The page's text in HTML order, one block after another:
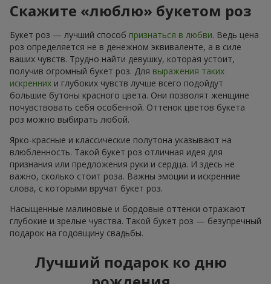
Скажите «люблю» букетом роз
Букет роз — лучший способ признаться в любви. Ведь цена
роз определяется не в денежном эквиваленте, а в силе
ваших чувств. Трудно найти девушку, которая устоит,
получив огромный букет роз. Для выражения таких
искренних и глубоких чувств лучше всего подойдут
большие бутоны красного цвета. Они позволят женщине
почувствовать себя особенной. Оттенок цветов букета
роз можно выбирать любой.
Ярко-красные и классические полутона указывают на
влюбленность. Такой букет роз отличная идея для
признания или предложения руки и сердца. И здесь не
важно, сколько стоит роза. Важны эмоции и искренние
слова, с которыми вручат букет роз.
Насыщенные малиновые и бордовые оттенки отражают
глубокие и зрелые чувства. Такой букет роз — безупречный
подарок на годовщину свадьбы.
Лучший подарок ко дню